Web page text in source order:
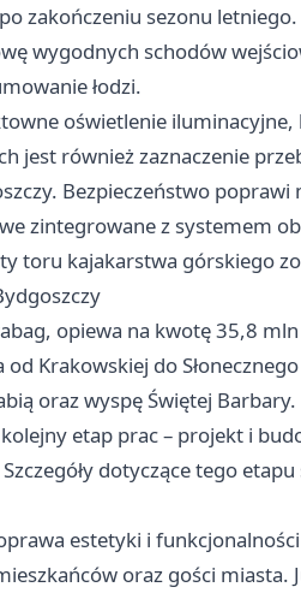
zakończeniu sezonu
wygodnych schodów
łodzi.
oświetlenie
jest również zaznaczenie
Bezpieczeństwo
zintegrowane z systemem
toru kajakarstwa górskiego
opiewa na kwotę 35,8
Krakowskiej do
oraz wyspę Świętej Barbary.
etap prac – projekt i
dotyczące tego
estetyki i
oraz gości miasta.